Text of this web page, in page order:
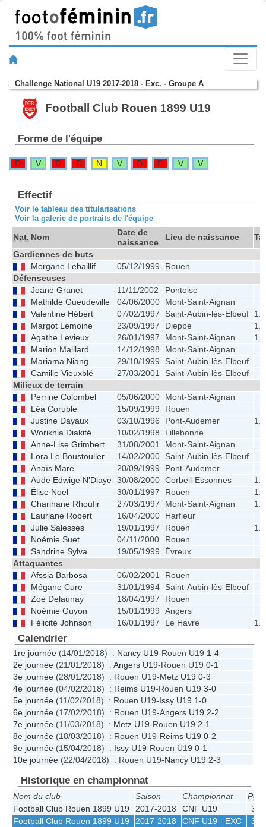
Challenge National U19 2017-2018 - Exc. - Groupe A
Football Club Rouen 1899 U19
Forme de l'équipe
D V D D N V D D V V
Effectif
Voir le tableau des titularisations
Voir la galerie de portraits de l'équipe
Nat. Nom
Date de
naissance
Lieu de naissance
Gardiennes de buts
Morgane Lebaillif
05/12/1999
Rouen
Défenseuses
Joane Granet
11/11/2002
Pontoise
Mathilde Gueudeville
04/06/2000
Mont-Saint-Aignan
Valentine Hébert
07/02/1997 Saint-Aubin-lès-Elbeuf
Margot Lemoine
23/09/1997 Dieppe
Agathe Levieux
26/01/1997 Mont-Saint-Aignan
Marion Maillard
14/12/1998
Mont-Saint-Aignan
Mariama Niang
29/10/1999
Saint-Aubin-lès-Elbeuf
Camille Vieuxblé
27/03/2001
Saint-Aubin-lès-Elbeuf
Milieux de terrain
Perrine Colombel
05/06/2000
Mont-Saint-Aignan
Léa Coruble
15/09/1999
Rouen
Justine Dayaux
03/10/1996 Pont-Audemer
Worikhia Diakité
10/02/1998
Lillebonne
Anne-Lise Grimbert
31/08/2001
Mont-Saint-Aignan
Lora Le Boustouller
14/02/2000
Saint-Aubin-lès-Elbeuf
Anaïs Mare
20/09/1999
Pont-Audemer
Aude Edwige N'Diaye 30/08/2000 Corbeil-Essonnes
Élise Noel
30/01/1997 Rouen
Charihane Rhoufir
27/03/1997 Mont-Saint-Aignan
Lauriane Robert
16/04/2000
Harfleur
Julie Salesses
19/01/1997 Rouen
Noémie Suet
04/11/2000
Rouen
Sandrine Sylva
19/05/1999
Évreux
Attaquantes
Afssia Barbosa
06/02/2001
Rouen
Mégane Cure
31/01/1994
Saint-Aubin-lès-Elbeuf
Zoé Delaunay
18/04/1997
Rouen
Noémie Guyon
15/01/1999
Angers
Félicité Johnson
16/01/1997 Le Havre
Calendrier
1re journée (14/01/2018) : Nancy U19-Rouen U19 1-4
2e journée (21/01/2018) : Angers U19-Rouen U19 0-1
3e journée (28/01/2018) : Rouen U19-Metz U19 0-3
4e journée (04/02/2018) : Reims U19-Rouen U19 3-0
5e journée (11/02/2018) : Rouen U19-Issy U19 1-0
6e journée (17/02/2018) : Rouen U19-Angers U19 2-2
7e journée (11/03/2018) : Metz U19-Rouen U19 2-1
8e journée (18/03/2018) : Rouen U19-Reims U19 0-2
9e journée (15/04/2018) : Issy U19-Rouen U19 0-1
10e journée (22/04/2018) : Rouen U19-Nancy U19 2-3
Historique en championnat
Nom du club Saison Championnat
Pos.
Football Club Rouen 1899 U19
2017-2018 CNF U19
3e
Football Club Rouen 1899 U19
2017-2018 CNF U19 - EXC
3e